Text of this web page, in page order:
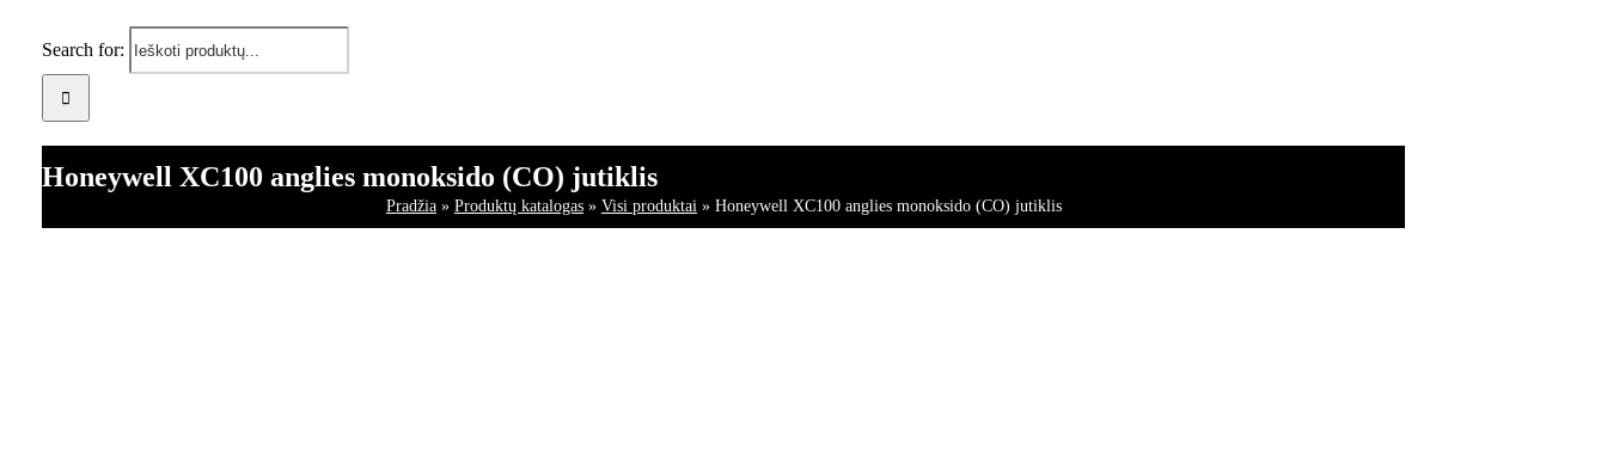
Search for:
Honeywell XC100 anglies monoksido (CO) jutiklis
Pradžia» Produktų katalogas» Visi produktai» Honeywell XC100 anglies monoksido (CO) jutiklis